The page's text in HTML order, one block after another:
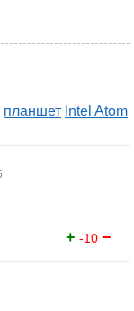
планшет Intel Atom
+ -10 −